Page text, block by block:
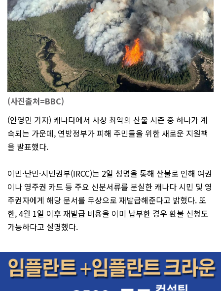
(사진출처=BBC)
(안영민 기자) 캐나다에서 사상 최악의 산불 시즌 중 하나가 계
속되는 가운데, 연방정부가 피해 주민들을 위한 새로운 지원책
을 발표했다.
이민·난민·시민권부(IRCC)는 2일 성명을 통해 산불로 인해 여권
이나 영주권 카드 등 주요 신분서류를 분실한 캐나다 시민 및 영
주권자에게 해당 문서를 무상으로 재발급해준다고 밝혔다. 또
한, 4월 1일 이후 재발급 비용을 이미 납부한 경우 환불 신청도
가능하다고 설명했다.